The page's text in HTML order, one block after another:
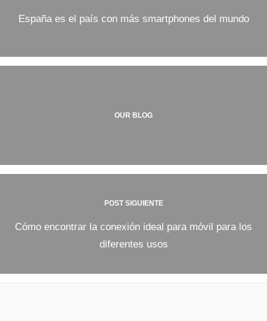
España es el país con más smartphones del mundo
OUR BLOG
POST SIGUIENTE
Cómo encontrar la conexión ideal para móvil para los
diferentes usos